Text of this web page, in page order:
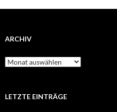
ARCHIV
Archiv
LETZTE EINTRÄGE